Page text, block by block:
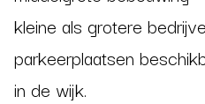
kleine als grotere
parkeerplaatsen
in de wijk.